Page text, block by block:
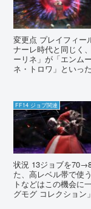
変更点 プレイフィー
ナーレ時代と同じく
ーリネ」が「エンム
ネ・トロワ」といっ
FF14 ジョブ関連
状況 13ジョブを
た、高レベル帯で使
トなどはこの機会に
グモグ コレクション